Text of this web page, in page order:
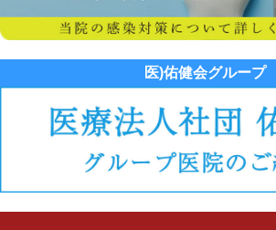
医)佑健会グループ